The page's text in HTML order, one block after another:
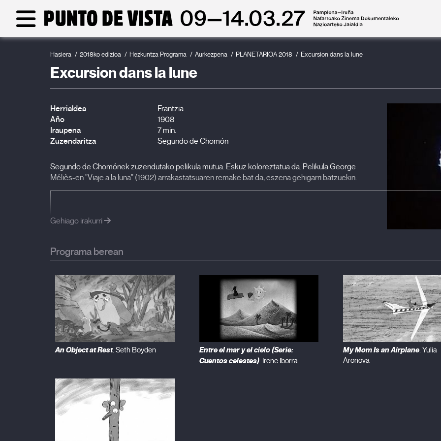
Hasiera 2018ko edizioa Hezkuntza Programa Aurkezpena PLANETARIOA 2018 Excursion dans la lune
Excursion dans la lune
Herrialdea
Frantzia
Año
1908
Iraupena
7 min.
Zuzendaritza
Segundo de Chomón
Segundo de Chomónek zuzendutako pelikula mutua. Eskuz koloreztatua da. Pelikula George
Méliès-en "Viaje a la luna" (1902) arrakastatsuaren remake bat da, eszena gehigarri batzuekin.
Gehiago irakurri
Programa berean
An Object at Rest. Seth Boyden
Entre el mar y el cielo (Serie:
Cuentos celestes). Irene Iborra
My Mom Is an Airplane. Yulia
Aronova